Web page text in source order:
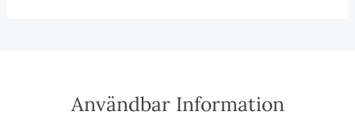
Användbar Information